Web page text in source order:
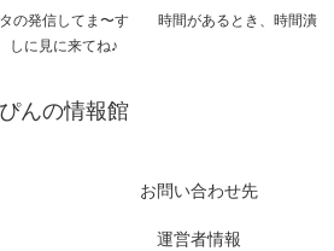
タの発信してま〜す 時間があるとき、時間潰
しに見に来てね♪
ぴんの情報館
お問い合わせ先
運営者情報